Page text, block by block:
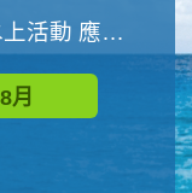
生限額免費參加
月